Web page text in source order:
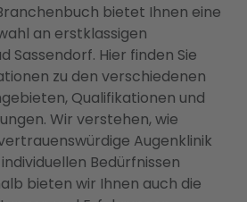
bietet Ihnen eine
an erstklassigen
Sassendorf. Hier finden Sie
zu den verschiedenen
Qualifikationen und
Wir verstehen, wie
Augenklinik
Bedürfnissen
bieten wir Ihnen auch die